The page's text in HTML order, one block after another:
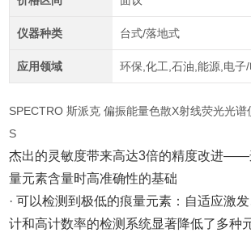
仪器种类 台式/落地式
应用领域 环保,化工,石油,能源,电子
SPECTRO 斯派克 偏振能量色散X射线荧光光谱
S
杰出的灵敏度带来高达3倍的精度改进——
量元素含量时高准确性的基础
· 可以检测到极低的痕量元素：自适应激
计和高计数率的检测系统显著降低了多种